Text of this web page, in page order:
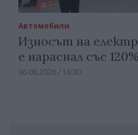
Автомобили
Износът на
е нараснал със 120%
06.08.2026 / 16:30